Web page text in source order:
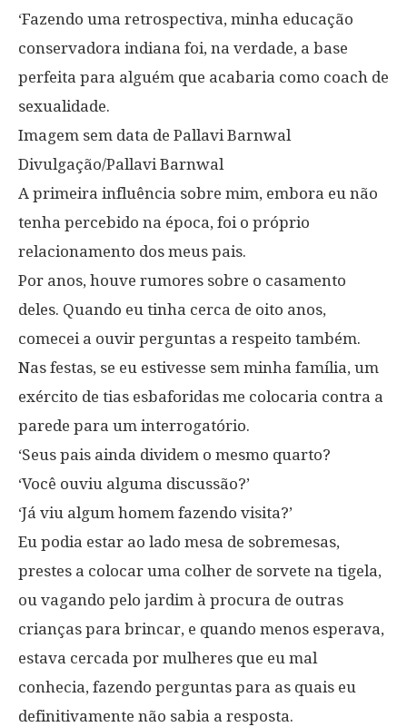
‘Fazendo uma retrospectiva, minha educação
conservadora indiana foi, na verdade, a base
perfeita para alguém que acabaria como coach de
sexualidade.
Imagem sem data de Pallavi Barnwal
Divulgação/Pallavi Barnwal
A primeira influência sobre mim, embora eu não
tenha percebido na época, foi o próprio
relacionamento dos meus pais.
Por anos, houve rumores sobre o casamento
deles. Quando eu tinha cerca de oito anos,
comecei a ouvir perguntas a respeito também.
Nas festas, se eu estivesse sem minha família, um
exército de tias esbaforidas me colocaria contra a
parede para um interrogatório.
‘Seus pais ainda dividem o mesmo quarto?
‘Você ouviu alguma discussão?’
‘Já viu algum homem fazendo visita?’
Eu podia estar ao lado mesa de sobremesas,
prestes a colocar uma colher de sorvete na tigela,
ou vagando pelo jardim à procura de outras
crianças para brincar, e quando menos esperava,
estava cercada por mulheres que eu mal
conhecia, fazendo perguntas para as quais eu
definitivamente não sabia a resposta.